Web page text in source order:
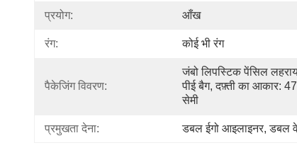
प्रयोग: आँख
रंग: कोई भी रंग
पैकेजिंग विवरण:
जंबो लिपस्टिक पेंसिल
पीई बैग, दफ़्ती का आकार:
सेमी
प्रमुखता देना: डबल ईगो आइलाइनर, डबल